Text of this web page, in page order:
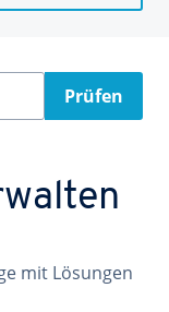
Prüfen
mit Lösungen